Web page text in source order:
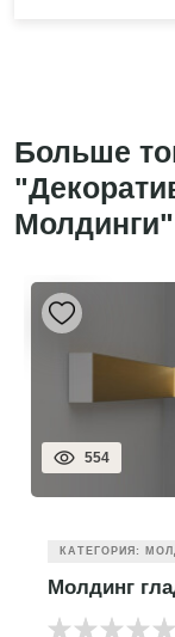
Больше
Молдинги"
554
КАТЕГОРИЯ:
Молдинг